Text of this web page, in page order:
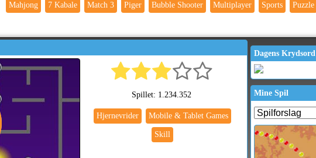
Mahjong 7 Kabale Match 3 Piger Bubble Shooter Multiplayer Sports Puzzle
Spillet: 1.234.352
Hjernevrider Mobile & Tablet Games
Skill
Dagens Krydsord
Mine Spil